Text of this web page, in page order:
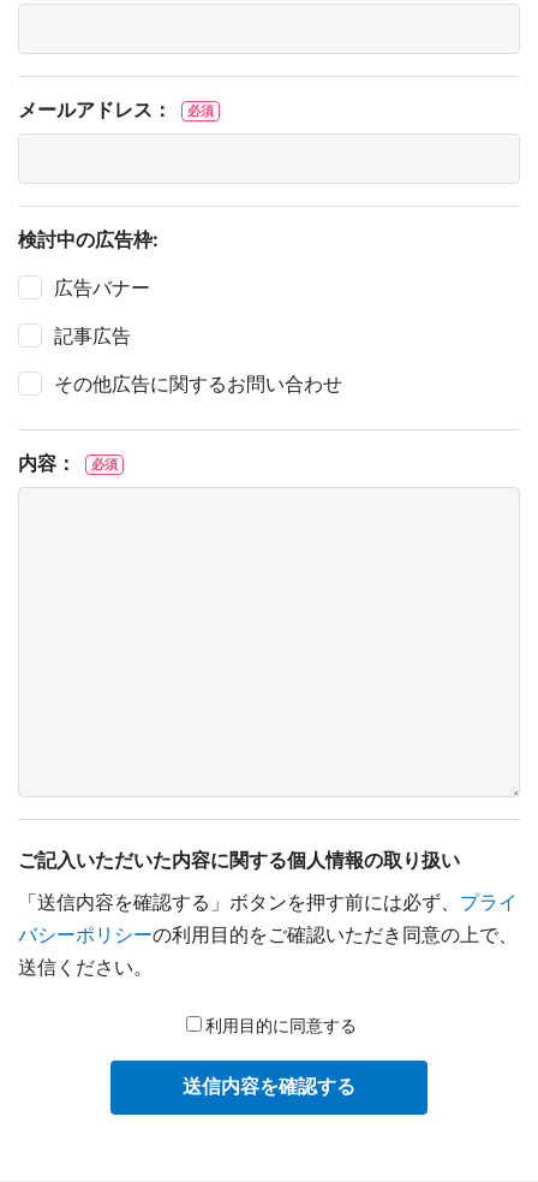
メールアドレス： 必須
検討中の広告枠:
広告バナー
記事広告
その他広告に関するお問い合わせ
内容： 必須
ご記入いただいた内容に関する個人情報の取り扱い
「送信内容を確認する」ボタンを押す前には必ず、 プライ
バシーポリシーの利用目的をご確認いただき同意の上で、
送信ください。
利用目的に同意する
送信内容を確認する